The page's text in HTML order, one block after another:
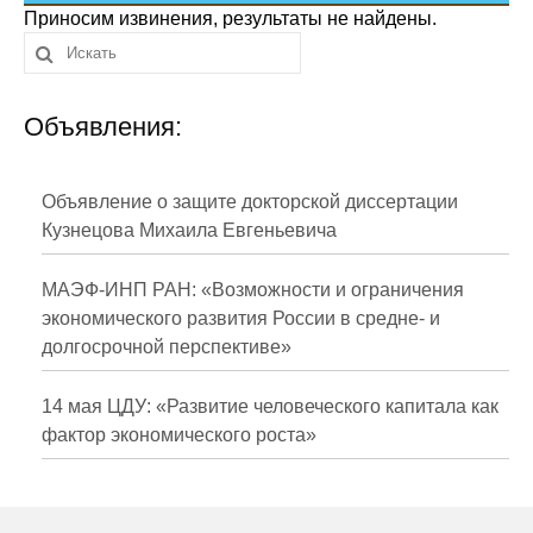
Сотрудники
Отчетность
Противодействие коррупции
Публикации
Научная жизнь
Издания
Проблемы прогнозирования
О журнале
Приносим извинения, результаты не найдены.
Объявления:
Объявление о защите докторской диссертации
Кузнецова Михаила Евгеньевича
МАЭФ-ИНП РАН: «Возможности и ограничения
экономического развития России в средне- и
долгосрочной перспективе»
14 мая ЦДУ: «Развитие человеческого капитала как
фактор экономического роста»